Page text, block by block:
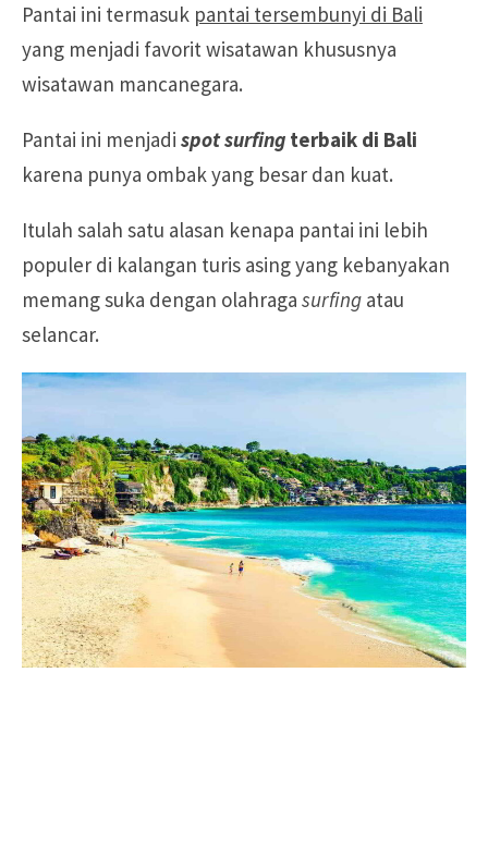
Pantai ini termasuk pantai tersembunyi di Bali
yang menjadi favorit wisatawan khususnya
wisatawan mancanegara.
Pantai ini menjadi spotsurfing terbaik di Bali
karena punya ombak yang besar dan kuat.
Itulah salah satu alasan kenapa pantai ini lebih
populer di kalangan turis asing yang kebanyakan
memang suka dengan olahraga surfing atau
selancar.